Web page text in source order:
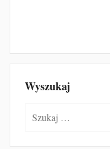
Wyszukaj
Szukaj: